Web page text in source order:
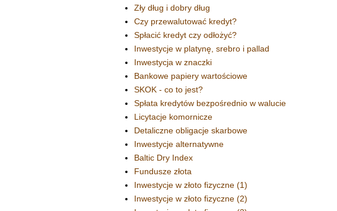
Zły dług i dobry dług
Czy przewalutować kredyt?
Spłacić kredyt czy odłożyć?
Inwestycje w platynę, srebro i pallad
Inwestycja w znaczki
Bankowe papiery wartościowe
SKOK - co to jest?
Spłata kredytów bezpośrednio w walucie
Licytacje komornicze
Detaliczne obligacje skarbowe
Inwestycje alternatywne
Baltic Dry Index
Fundusze złota
Inwestycje w złoto fizyczne (1)
Inwestycje w złoto fizyczne (2)